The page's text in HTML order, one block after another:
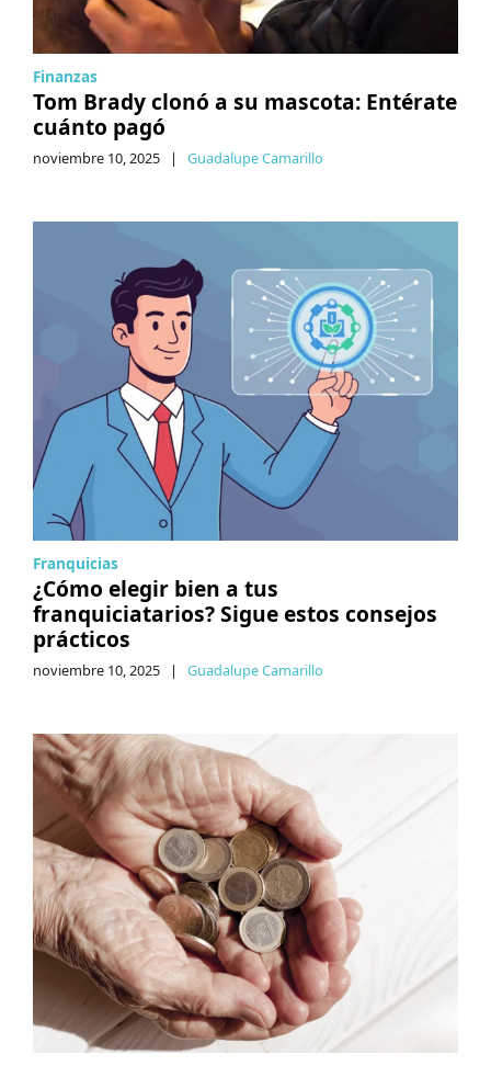
Finanzas
Tom Brady clonó a su mascota: Entérate
cuánto pagó
noviembre 10, 2025 | Guadalupe Camarillo
Franquicias
¿Cómo elegir bien a tus
franquiciatarios? Sigue estos consejos
prácticos
noviembre 10, 2025 | Guadalupe Camarillo